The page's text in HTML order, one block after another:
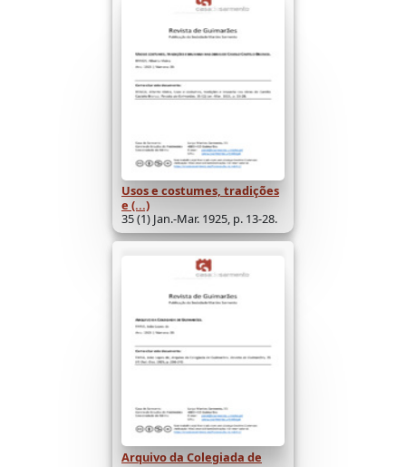
Usos e costumes, tradições
e (...)
35 (1) Jan.-Mar. 1925, p. 13-28.
Arquivo da Colegiada de